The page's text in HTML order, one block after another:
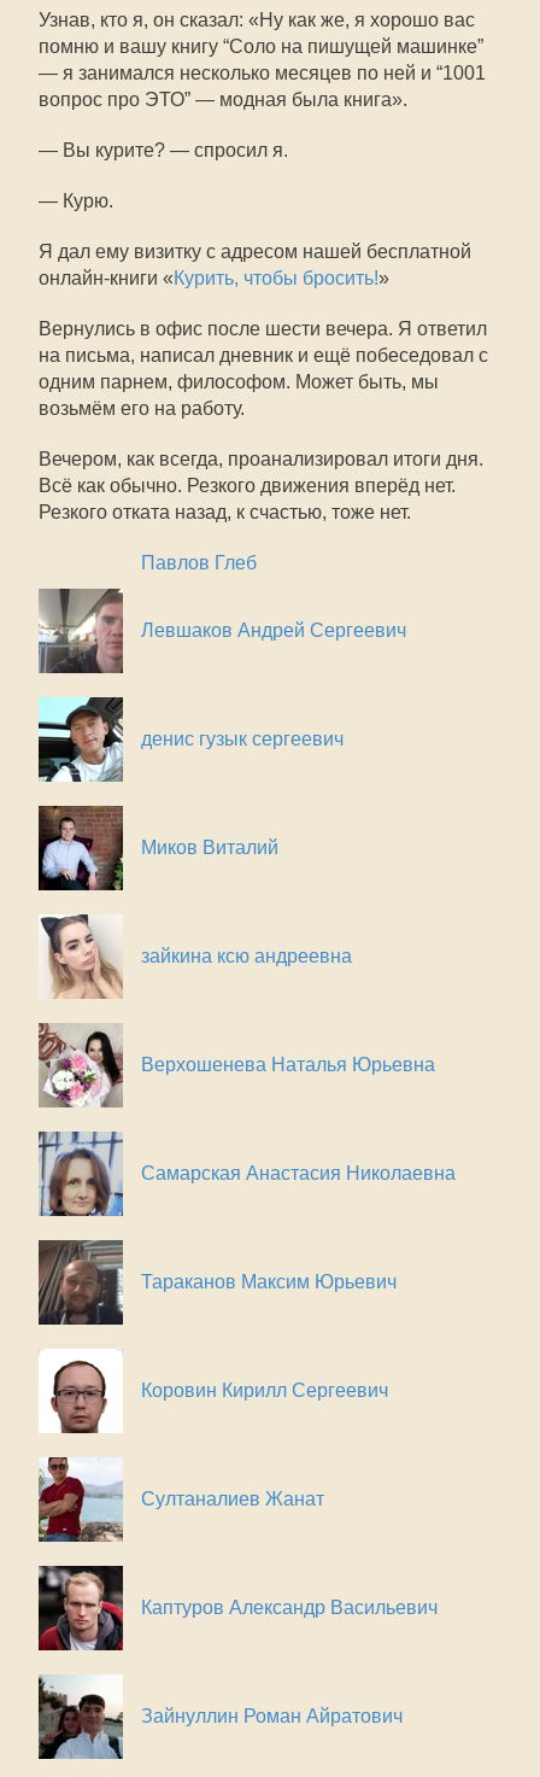
Узнав, кто я, он сказал: «Ну как же, я хорошо вас
помню и вашу книгу “Соло на пишущей машинке”
— я занимался несколько месяцев по ней и “1001
вопрос про ЭТО” — модная была книга».
— Вы курите? — спросил я.
— Курю.
Я дал ему визитку с адресом нашей бесплатной
онлайн-книги «Курить, чтобы бросить!»
Вернулись в офис после шести вечера. Я ответил
на письма, написал дневник и ещё побеседовал с
одним парнем, философом. Может быть, мы
возьмём его на работу.
Вечером, как всегда, проанализировал итоги дня.
Всё как обычно. Резкого движения вперёд нет.
Резкого отката назад, к счастью, тоже нет.
Павлов Глеб
Левшаков Андрей Сергеевич
денис гузык сергеевич
Миков Виталий
зайкина ксю андреевна
Верхошенева Наталья Юрьевна
Самарская Анастасия Николаевна
Тараканов Максим Юрьевич
Коровин Кирилл Сергеевич
Султаналиев Жанат
Каптуров Александр Васильевич
Зайнуллин Роман Айратович